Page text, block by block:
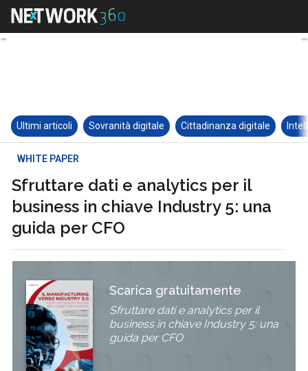
Ultimi articoli Sovranità digitale Cittadinanza digitale
WHITE PAPER
Sfruttare dati e analytics per il
business in chiave Industry 5: una
guida per CFO
Scarica gratuitamente
Sfruttare dati e analytics per il
business in chiave Industry 5: una
guida per CFO